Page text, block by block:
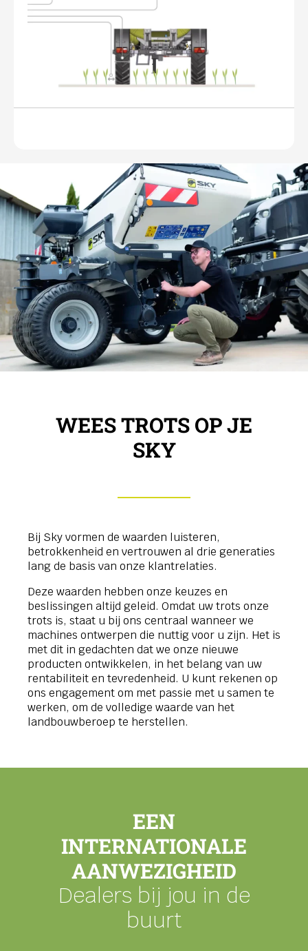
WEES TROTS OP JE
SKY
Bij Sky vormen de waarden luisteren,
betrokkenheid en vertrouwen al drie generaties
lang de basis van onze klantrelaties.
Deze waarden hebben onze keuzes en
beslissingen altijd geleid. Omdat uw trots onze
trots is, staat u bij ons centraal wanneer we
machines ontwerpen die nuttig voor u zijn. Het is
met dit in gedachten dat we onze nieuwe
producten ontwikkelen, in het belang van uw
rentabiliteit en tevredenheid. U kunt rekenen op
ons engagement om met passie met u samen te
werken, om de volledige waarde van het
landbouwberoep te herstellen.
EEN
INTERNATIONALE
AANWEZIGHEID
Dealers bij jou in de
buurt